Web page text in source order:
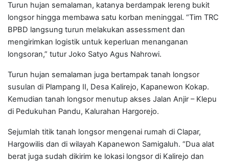
Turun hujan semalaman, katanya berdampak lereng bukit
longsor hingga membawa satu korban meninggal. “Tim TRC
BPBD langsung turun melakukan assessment dan
mengirimkan logistik untuk keperluan menanganan
longsoran,” tutur Joko Satyo Agus Nahrowi.
Turun hujan semalaman juga bertampak tanah longsor
susulan di Plampang II, Desa Kalirejo, Kapanewon Kokap.
Kemudian tanah longsor menutup akses Jalan Anjir – Klepu
di Pedukuhan Pandu, Kalurahan Hargorejo.
Sejumlah titik tanah longsor mengenai rumah di Clapar,
Hargowilis dan di wilayah Kapanewon Samigaluh. “Dua alat
berat juga sudah dikirim ke lokasi longsor di Kalirejo dan